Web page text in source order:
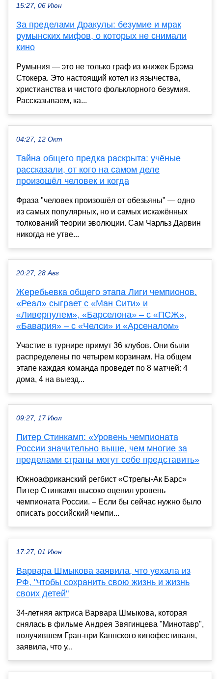
15:27, 06 Июн
За пределами Дракулы: безумие и мрак
румынских мифов, о которых не снимали
кино
Румыния — это не только граф из книжек Брэма
Стокера. Это настоящий котел из язычества,
христианства и чистого фольклорного безумия.
Рассказываем, ка...
04:27, 12 Окт
Тайна общего предка раскрыта: учёные
рассказали, от кого на самом деле
произошёл человек и когда
Фраза "человек произошёл от обезьяны" — одно
из самых популярных, но и самых искажённых
толкований теории эволюции. Сам Чарльз Дарвин
никогда не утве...
20:27, 28 Авг
Жеребьевка общего этапа Лиги чемпионов.
«Реал» сыграет с «Ман Сити» и
«Ливерпулем», «Барселона» – с «ПСЖ»,
«Бавария» – с «Челси» и «Арсеналом»
Участие в турнире примут 36 клубов. Они были
распределены по четырем корзинам. На общем
этапе каждая команда проведет по 8 матчей: 4
дома, 4 на выезд...
09:27, 17 Июл
Питер Стинкамп: «Уровень чемпионата
России значительно выше, чем многие за
пределами страны могут себе представить»
Южноафриканский регбист «Стрелы-Ак Барс»
Питер Стинкамп высоко оценил уровень
чемпионата России. – Если бы сейчас нужно было
описать российский чемпи...
17:27, 01 Июн
Варвара Шмыкова заявила, что уехала из
РФ, "чтобы сохранить свою жизнь и жизнь
своих детей"
34-летняя актриса Варвара Шмыкова, которая
снялась в фильме Андрея Звягинцева "Минотавр",
получившем Гран-при Каннского кинофестиваля,
заявила, что у...